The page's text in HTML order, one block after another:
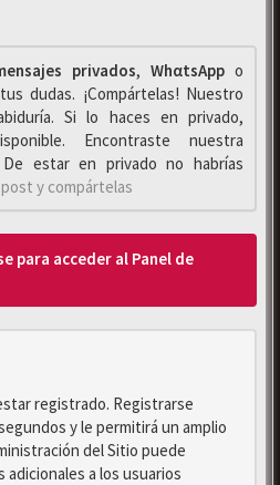
privados, WhαtsAppo
dudas. ¡Compártelas! Nuestro
Si lo haces en privado,
Encontraste nuestra
estar en privado no habrías
y compártelas
para acceder al Panel de
registrado. Registrarse
y le permitirá un amplio
del Sitio puede
a los usuarios